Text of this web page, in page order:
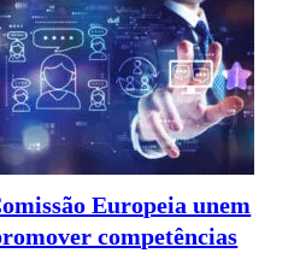
Europeia unem
competências